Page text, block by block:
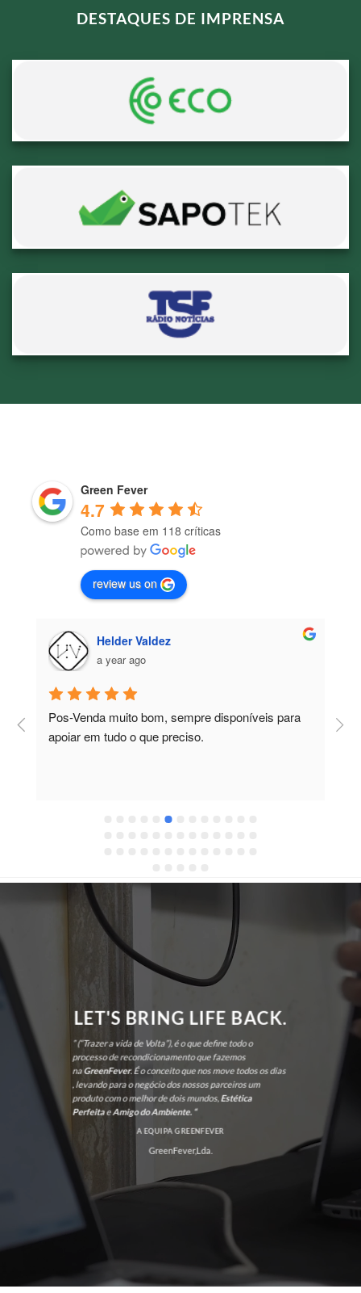
DESTAQUES DE IMPRENSA
Green Fever
4.7
Como base em 118 críticas
review us on
Helder Valdez
a year ago
Pos-Venda muito bom, sempre disponíveis para
apoiar em tudo o que preciso.
LET'S BRING LIFE BACK.
” (“Trazer a vida de Volta”), é o que define todo o
processo de recondicionamento que fazemos
naGreenFever. É o conceito que nos move todos os dias
, levando para o negócio dos nossos parceiros um
produto com o melhor de dois mundos, Estética
PerfeitaeAmigo do Ambiente. “
A EQUIPA GREENFEVER
GreenFever,Lda.